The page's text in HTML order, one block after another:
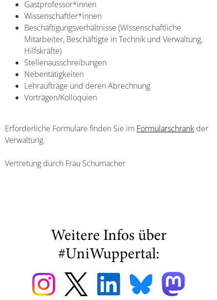
Gastprofessor*innen
Wissenschaftler*innen
Beschäftigungsverhältnisse (Wissenschaftliche
Mitarbeiter, Beschäftigte in Technik und Verwaltung,
Hilfskräfte)
Stellenausschreibungen
Nebentätigkeiten
Lehraufträge und deren Abrechnung
Vorträgen/Kolloquien
Erforderliche Formulare finden Sie im Formularschrank der
Verwaltung.
Vertretung durch Frau Schumacher
Weitere Infos über
#UniWuppertal: